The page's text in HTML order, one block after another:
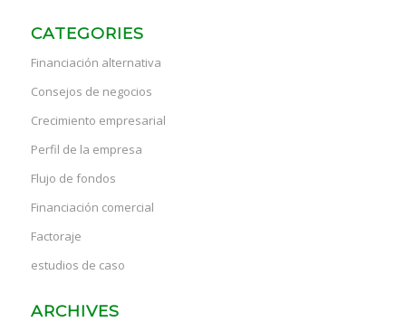
CATEGORIES
Financiación alternativa
Consejos de negocios
Crecimiento empresarial
Perfil de la empresa
Flujo de fondos
Financiación comercial
Factoraje
estudios de caso
ARCHIVES